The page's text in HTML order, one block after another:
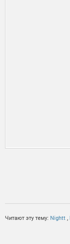
Читают эту тему: Nightt ,